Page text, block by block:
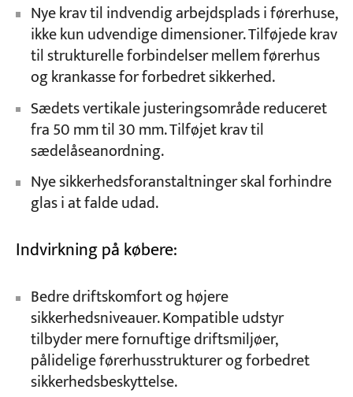
Nye krav til indvendig arbejdsplads i førerhuse,
ikke kun udvendige dimensioner. Tilføjede krav
til strukturelle forbindelser mellem førerhus
og krankasse for forbedret sikkerhed.
Sædets vertikale justeringsområde reduceret
fra 50 mm til 30 mm. Tilføjet krav til
sædelåseanordning.
Nye sikkerhedsforanstaltninger skal forhindre
glas i at falde udad.
Indvirkning på købere:
Bedre driftskomfort og højere
sikkerhedsniveauer. Kompatible udstyr
tilbyder mere fornuftige driftsmiljøer,
pålidelige førerhusstrukturer og forbedret
sikkerhedsbeskyttelse.